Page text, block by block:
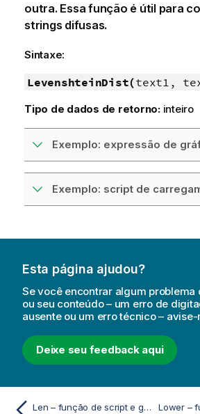
outra. Essa função é útil para
strings difusas.
Sintaxe:
LevenshteinDist(text1,
Tipo de dados de retorno: inteiro
Exemplo: expressão de
Exemplo: script de
Esta página ajudou?
Se você encontrar algum problema
ou seu conteúdo – um erro de
ausente ou um erro técnico – avise-
Deixe seu feedback aqui
Len – função de script e gráfico